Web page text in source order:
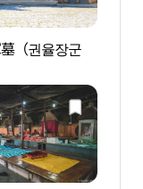
（권율장군